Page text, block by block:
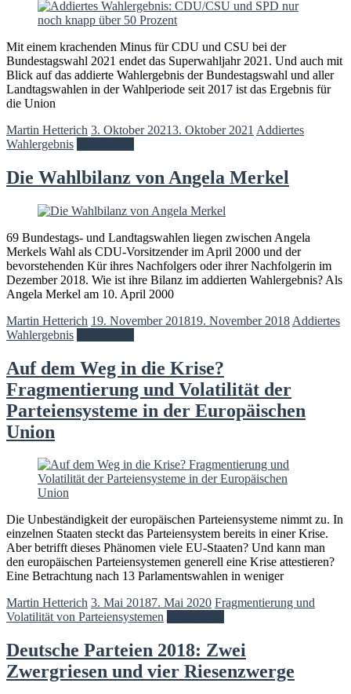
Mit einem krachenden Minus für CDU und CSU bei der
Bundestagswahl 2021 endet das Superwahljahr 2021. Und auch mit
Blick auf das addierte Wahlergebnis der Bundestagswahl und aller
Landtagswahlen in der Wahlperiode seit 2017 ist das Ergebnis für
die Union
Martin Hetterich 3. Oktober 20213. Oktober 2021 Addiertes
Wahlergebnis
Die Wahlbilanz von Angela Merkel
69 Bundestags- und Landtagswahlen liegen zwischen Angela
Merkels Wahl als CDU-Vorsitzender im April 2000 und der
bevorstehenden Kür ihres Nachfolgers oder ihrer Nachfolgerin im
Dezember 2018. Wie ist ihre Bilanz im addierten Wahlergebnis? Als
Angela Merkel am 10. April 2000
Martin Hetterich 19. November 201819. November 2018 Addiertes
Wahlergebnis
Auf dem Weg in die Krise?
Fragmentierung und Volatilität der
Parteiensysteme in der Europäischen
Union
Die Unbeständigkeit der europäischen Parteiensysteme nimmt zu. In
einzelnen Staaten steckt das Parteiensystem bereits in einer Krise.
Aber betrifft dieses Phänomen viele EU-Staaten? Und kann man
den europäischen Parteiensystemen generell eine Krise attestieren?
Eine Betrachtung nach 13 Parlamentswahlen in weniger
Martin Hetterich 3. Mai 20187. Mai 2020 Fragmentierung und
Volatilität von Parteiensystemen
Deutsche Parteien 2018: Zwei
Zwergriesen und vier Riesenzwerge